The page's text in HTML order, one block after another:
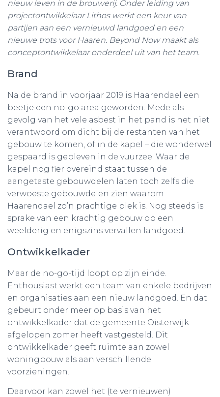
nieuw leven in de brouwerij. Onder leiding van
projectontwikkelaar Lithos werkt een keur van
partijen aan een vernieuwd landgoed en een
nieuwe trots voor Haaren. Beyond Now maakt als
conceptontwikkelaar onderdeel uit van het team.
Brand
Na de brand in voorjaar 2019 is Haarendael een
beetje een no-go area geworden. Mede als
gevolg van het vele asbest in het pand is het niet
verantwoord om dicht bij de restanten van het
gebouw te komen, of in de kapel – die wonderwel
gespaard is gebleven in de vuurzee. Waar de
kapel nog fier overeind staat tussen de
aangetaste gebouwdelen laten toch zelfs die
verwoeste gebouwdelen zien waarom
Haarendael zo’n prachtige plek is. Nog steeds is
sprake van een krachtig gebouw op een
weelderig en enigszins vervallen landgoed.
Ontwikkelkader
Maar de no-go-tijd loopt op zijn einde.
Enthousiast werkt een team van enkele bedrijven
en organisaties aan een nieuw landgoed. En dat
gebeurt onder meer op basis van het
ontwikkelkader dat de gemeente Oisterwijk
afgelopen zomer heeft vastgesteld. Dit
ontwikkelkader geeft ruimte aan zowel
woningbouw als aan verschillende
voorzieningen.
Daarvoor kan zowel het (te vernieuwen)